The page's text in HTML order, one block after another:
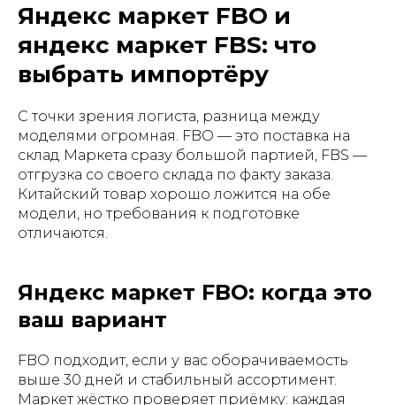
Яндекс маркет FBO и
яндекс маркет FBS: что
выбрать импортёру
С точки зрения логиста, разница между
моделями огромная. FBO — это поставка на
склад Маркета сразу большой партией, FBS —
отгрузка со своего склада по факту заказа.
Китайский товар хорошо ложится на обе
модели, но требования к подготовке
отличаются.
Яндекс маркет FBO: когда это
ваш вариант
FBO подходит, если у вас оборачиваемость
выше 30 дней и стабильный ассортимент.
Маркет жёстко проверяет приёмку: каждая